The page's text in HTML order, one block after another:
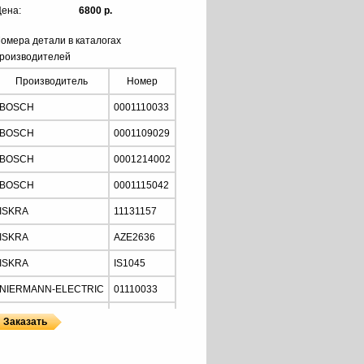
6800 р.
детали в каталогах
Производитель Номер
BOSCH 0001110033
BOSCH 0001109029
BOSCH 0001214002
BOSCH 0001115042
ISKRA 11131157
ISKRA AZE2636
ISKRA IS1045
NIERMANN-ELECTRIC 01110033